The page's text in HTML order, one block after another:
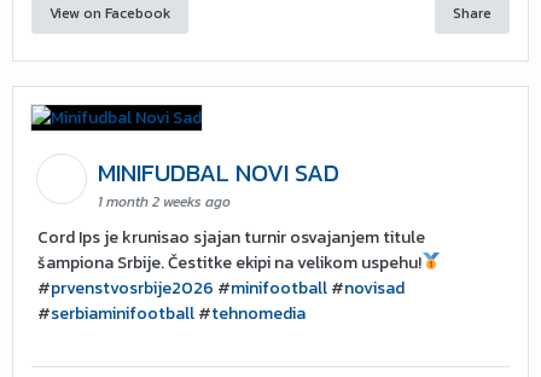
View on Facebook Share
MINIFUDBAL NOVI SAD
1 month 2 weeks ago
Cord Ips je krunisao sjajan turnir osvajanjem titule
šampiona Srbije. Čestitke ekipi na velikom uspehu!
#prvenstvosrbije2026 #minifootball#novisad
#serbiaminifootball#tehnomedia